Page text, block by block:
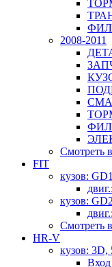
2008-2011
Смотреть
FIT
кузов: GD1
кузов: GD2
Смотреть
HR-V
кузов: 3D,
Вход